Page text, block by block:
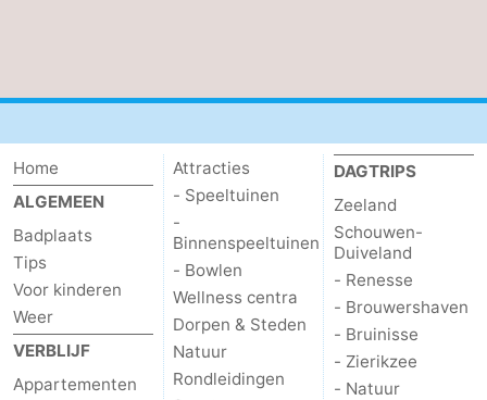
Oranjezon
Oostkapelle
-
Natuur
de
Mantelingen
-
Domburg
-
Zoutelande
-
Natuur
-
Home
ALGEMEEN
Badplaats
Tips
Voor kinderen
Weer
VERBLIJF
Appartementen
Attracties
- Speeltuinen
-
Binnenspeeltuinen
- Bowlen
Wellness centra
Dorpen & Steden
Natuur
Rondleidingen
DAGTRIPS
Zeeland
Schouwen-
Duiveland
- Renesse
- Brouwershaven
- Bruinisse
- Zierikzee
- Natuur